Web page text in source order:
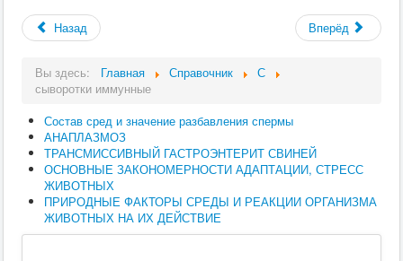
Назад Вперёд
Вы здесь: Главная Справочник
С
сыворотки иммунные
Состав сред и значение разбавления спермы
АНАПЛАЗМОЗ
ТРАНСМИССИВНЫЙ ГАСТРОЭНТЕРИТ СВИНЕЙ
ОСНОВНЫЕ ЗАКОНОМЕРНОСТИ АДАПТАЦИИ, СТРЕСС
ЖИВОТНЫХ
ПРИРОДНЫЕ ФАКТОРЫ СРЕДЫ И РЕАКЦИИ ОРГАНИЗМА
ЖИВОТНЫХ НА ИХ ДЕЙСТВИЕ